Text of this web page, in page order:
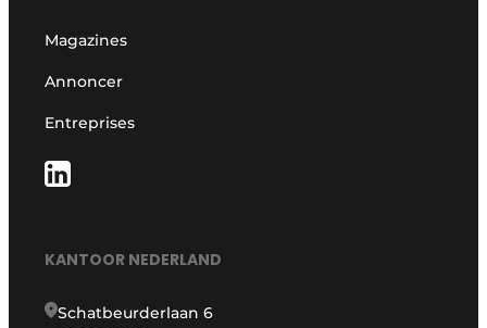
Magazines
Annoncer
Entreprises
KANTOOR NEDERLAND
Schatbeurderlaan 6